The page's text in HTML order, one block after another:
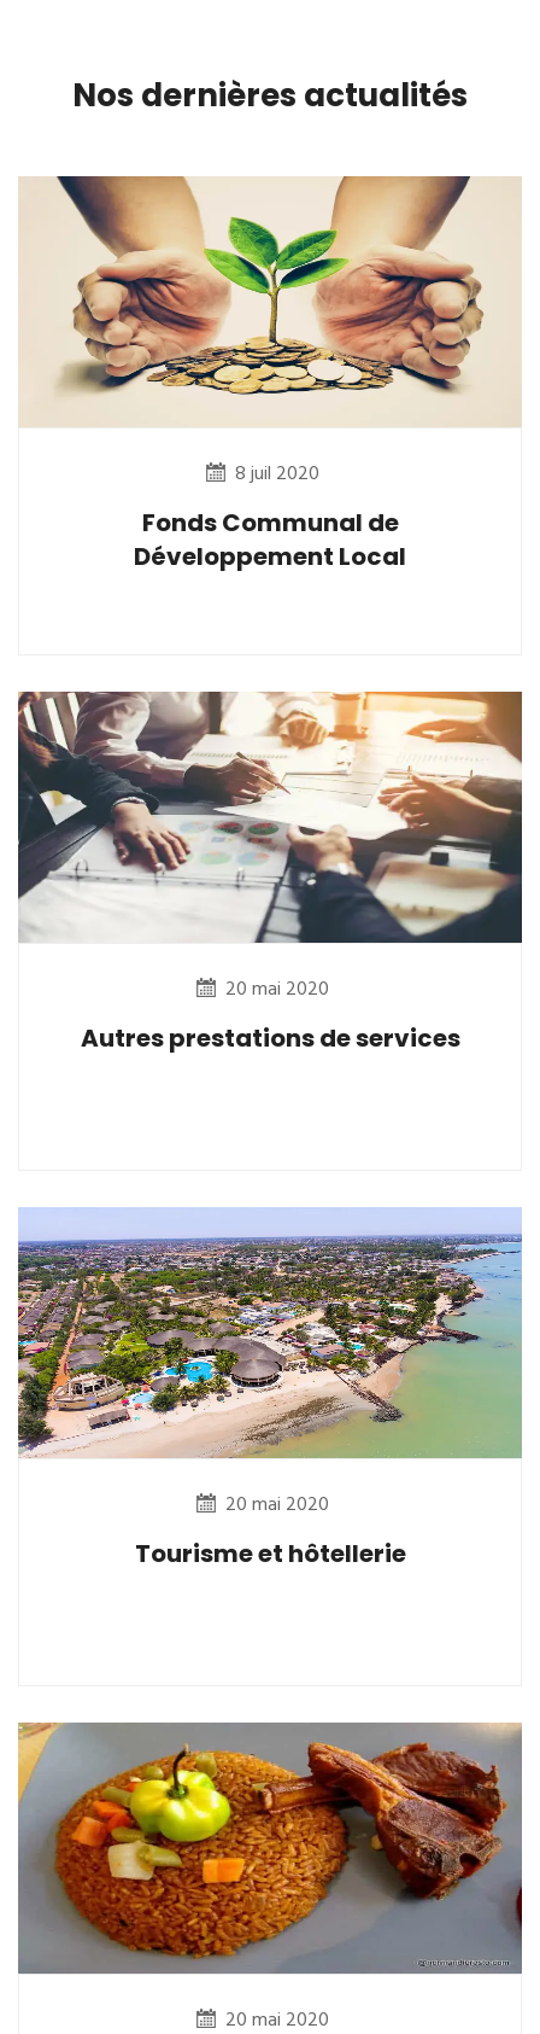
Nos dernières actualités
8 juil 2020
Fonds Communal de
Développement Local
20 mai 2020
Autres prestations de services
20 mai 2020
Tourisme et hôtellerie
20 mai 2020